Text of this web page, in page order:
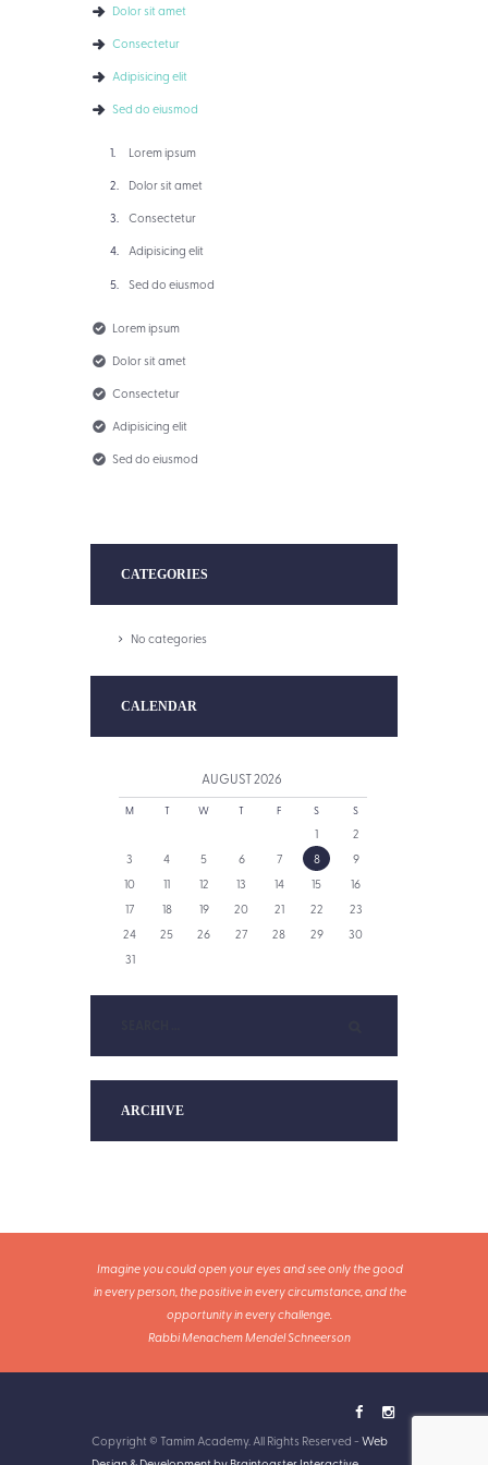
Dolor sit amet
Consectetur
Adipisicing elit
Sed do eiusmod
Lorem ipsum
Dolor sit amet
Consectetur
Adipisicing elit
Sed do eiusmod
Lorem ipsum
Dolor sit amet
Consectetur
Adipisicing elit
Sed do eiusmod
CATEGORIES
No categories
CALENDAR
AUGUST2026
M T W T F S S
1
2
3
4 5 6 7 8
9
10
11 12 13 14 15
16
17
18 19 20 21 22
23
24
25 26 27 28 29
30
31
ARCHIVE
Imagine you could open your eyes and see only the good
in every person, the positive in every circumstance, and the
opportunity in every challenge.
Rabbi Menachem Mendel Schneerson
Copyright © Tamim Academy. All Rights Reserved - Web